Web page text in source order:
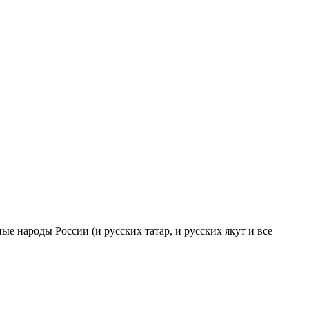
народы России (и русских татар, и русских якут и все